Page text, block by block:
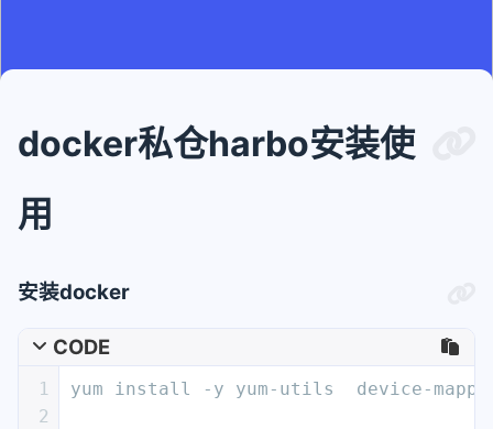
docker私仓harbo安装使
用
安装docker
CODE
1
2
yum install -y yum-utils  device-